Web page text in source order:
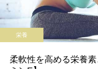
栄養
柔軟性を高める栄養